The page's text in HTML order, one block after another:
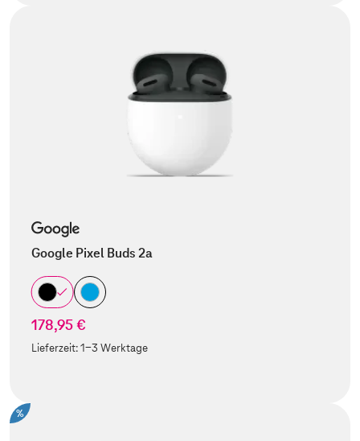
Google Pixel Buds 2a
178,95 €
Lieferzeit:1-3 Werktage
%